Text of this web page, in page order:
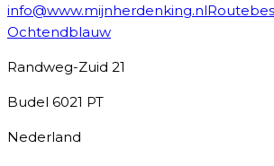
info@www.mijnherdenking.nl
Ochtendblauw
Randweg-Zuid 21
Budel 6021 PT
Nederland